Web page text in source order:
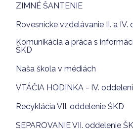
ZIMNÉ ŠANTENIE
Rovesnícke vzdelávanie II. a IV.
Komunikácia a práca s
ŠKD
Naša škola v médiách
VTÁČIA HODINKA - IV.
Recyklácia VII. oddelenie ŠKD
SEPAROVANIE VII. oddelenie